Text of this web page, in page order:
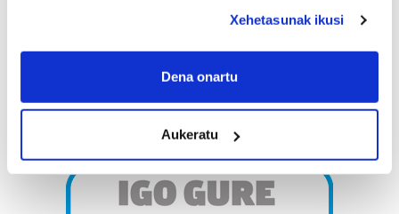
If you allow, we would also like to:
Collect information about your geographical
Identify your device by actively scanning it for
specific characteristics (fingerprinting)
Find out more about how your personal data is processed
and set your preferences in thedetails section
Xehetasunak ikusi
Dena onartu
Aukeratu